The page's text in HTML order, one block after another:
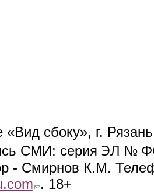
«Вид сбоку», г.
СМИ: серия ЭЛ №
- Смирнов К.М.
(link sends e-mail)
. 18+